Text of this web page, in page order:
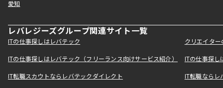
愛知
レバレジーズグループ関連サイト一覧
ITの仕事探しはレバテック クリエイタ
ITの仕事探しはレバテック（フリーランス向けサービス紹介） ITの仕事探
IT転職スカウトならレバテックダイレクト IT転職なら